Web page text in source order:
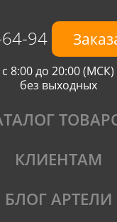
94
с 8:00 до 20:00 (МСК)
без выходных
КЛИЕНТАМ
БЛОГ АРТЕЛИ